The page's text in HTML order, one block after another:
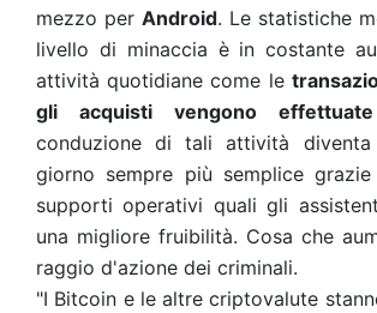
mezzo per Android. Le statistiche
livello di minaccia è in costante
attività quotidiane come le
gli acquisti vengono
conduzione di tali attività
giorno sempre più semplice
supporti operativi quali gli
una migliore fruibilità. Cosa che
raggio d'azione dei criminali.
"I Bitcoin e le altre criptovalute